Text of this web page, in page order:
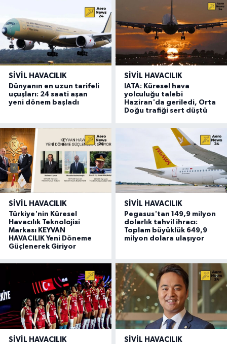
SIVIL HAVACILIK
Dünyanın en uzun tarifeli
uçuşları: 24 saati aşan
yeni dönem başladı
SIVIL HAVACILIK
IATA: Küresel hava
yolculuğu talebi
Haziran'da geriledi, Orta
Doğu trafiği sert düştü
SIVIL HAVACILIK
Türkiye'nin Küresel
Havacılık Teknolojisi
Markası KEYVAN
HAVACILIK Yeni Döneme
Güçlenerek Giriyor
SIVIL HAVACILIK
Pegasus'tan 149,9 milyon
dolarlık tahvil ihracı:
Toplam büyüklük 649,9
milyon dolara ulaşıyor
SIVIL HAVACILIK SIVIL HAVACILIK